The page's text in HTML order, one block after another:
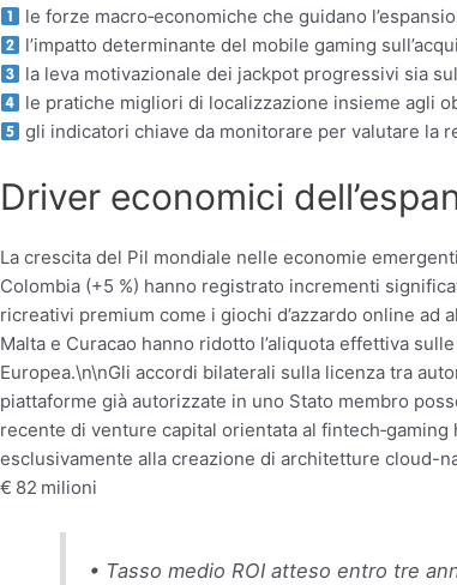
le forze macro‑economiche che guidano
l’impatto determinante del mobile gaming
la leva motivazionale dei jackpot progressivi sia
le pratiche migliori di localizzazione insieme agli
gli indicatori chiave da monitorare per valutare la
Driver economici
La crescita del Pil mondiale nelle economie
Colombia (+5 %) hanno registrato incrementi
ricreativi premium come i giochi d’azzardo online
Malta e Curacao hanno ridotto l’aliquota effettiva
Europea.\n\nGli accordi bilaterali sulla licenza tra
piattaforme già autorizzate in uno Stato membro
recente di venture capital orientata al
esclusivamente alla creazione di architetture cloud-
€ 82 milioni
• Tasso medio ROI atteso entro tre